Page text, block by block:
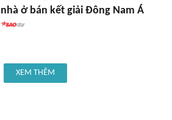
nhà ở bán kết giải Đông Nam Á
XEM THÊM